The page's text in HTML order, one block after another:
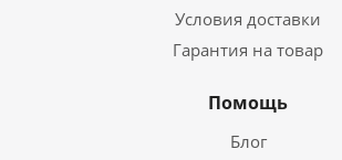
Условия доставки
Гарантия на товар
Помощь
Блог